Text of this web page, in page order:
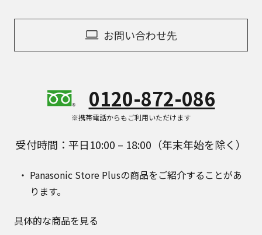
お問い合わせ先
0120-872-086
※携帯電話からもご利用いただけます
受付時間：平日10:00 – 18:00（年末年始を除く）
Panasonic Store Plusの商品をご紹介することがあ
ります。
具体的な商品を見る